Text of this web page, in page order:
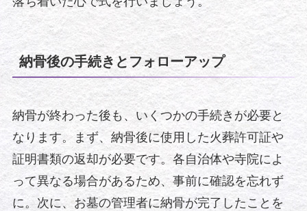
納骨後の手続きとフォローアップ
納骨が終わった後も、いくつかの手続きが必要と
なります。まず、納骨後に使用した火葬許可証や
証明書類の返却が必要です。各自治体や寺院によ
って異なる場合があるため、事前に確認を忘れず
に。次に、お墓の管理者に納骨が完了したことを